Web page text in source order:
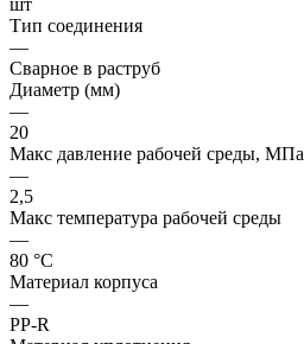
Тип соединения
—
Сварное в раструб
Диаметр (мм)
—
20
Макс давление рабочей среды, МПа
—
2,5
Макс температура рабочей среды
—
80 °С
Материал корпуса
—
PP-R